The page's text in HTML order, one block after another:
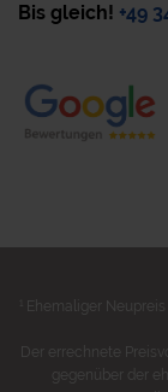
Bis gleich! +49
Ehemaliger
Der errechnete
gegenüber der